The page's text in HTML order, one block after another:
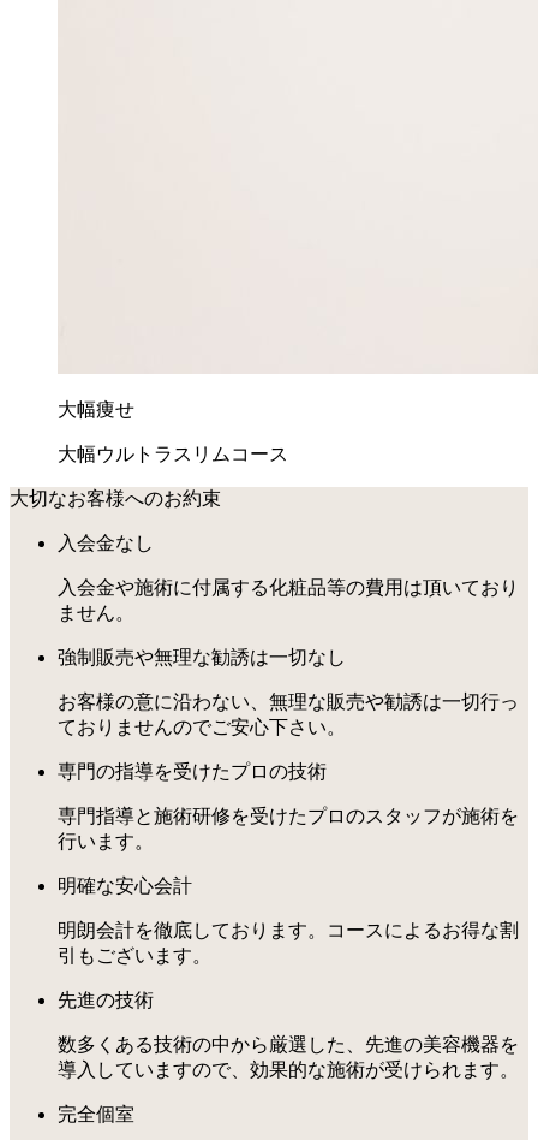
大幅痩せ
大幅ウルトラスリムコース
大切なお客様へのお約束
入会金なし
入会金や施術に付属する化粧品等の費用は頂いており
ません。
強制販売や無理な勧誘は一切なし
お客様の意に沿わない、無理な販売や勧誘は一切行っ
ておりませんのでご安心下さい。
専門の指導を受けたプロの技術
専門指導と施術研修を受けたプロのスタッフが施術を
行います。
明確な安心会計
明朗会計を徹底しております。コースによるお得な割
引もございます。
先進の技術
数多くある技術の中から厳選した、先進の美容機器を
導入していますので、効果的な施術が受けられます。
完全個室